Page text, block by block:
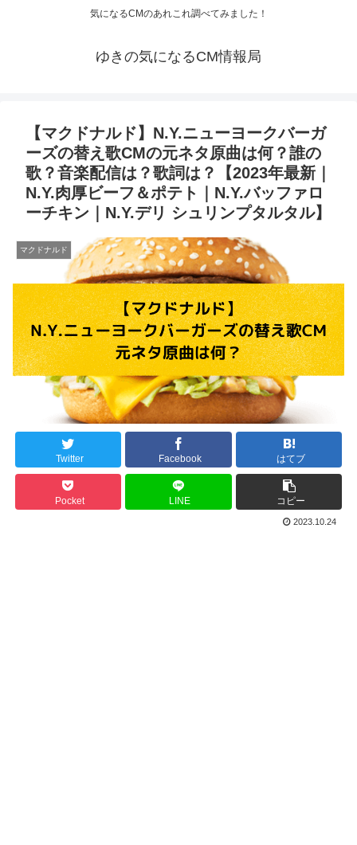
気になるCMのあれこれ調べてみました！
ゆきの気になるCM情報局
【マクドナルド】N.Y.ニューヨークバーガ
ーズの替え歌CMの元ネタ原曲は何？誰の
歌？音楽配信は？歌詞は？【2023年最新｜
N.Y.肉厚ビーフ＆ポテト｜N.Y.バッファロ
ーチキン｜N.Y.デリ シュリンプタルタル】
マクドナルド
Twitter Facebook はてブ
Pocket LINE コピー
2023.10.24